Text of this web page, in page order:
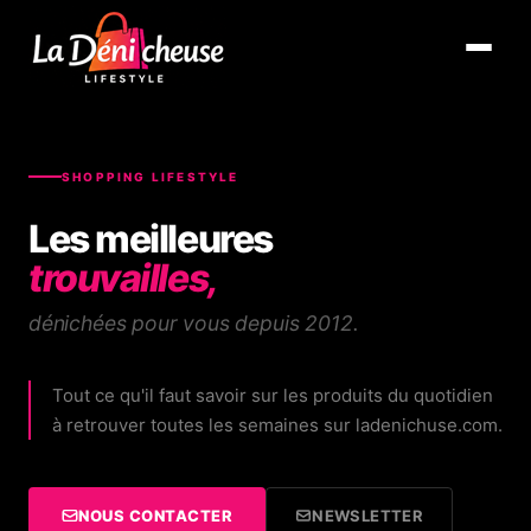
Ouvrir
SHOPPING LIFESTYLE
Les meilleures
trouvailles,
dénichées pour vous depuis 2012.
Tout ce qu'il faut savoir sur les produits du quotidien
à retrouver toutes les semaines sur ladenichuse.com.
NOUS CONTACTER NEWSLETTER